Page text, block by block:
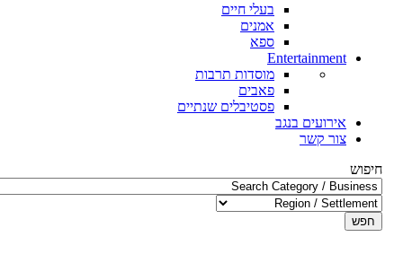
בעלי חיים
אמנים
ספא
Entertainment
מוסדות תרבות
פאבים
פסטיבלים שנתיים
אירועים בנגב
צור קשר
חיפוש
חפש